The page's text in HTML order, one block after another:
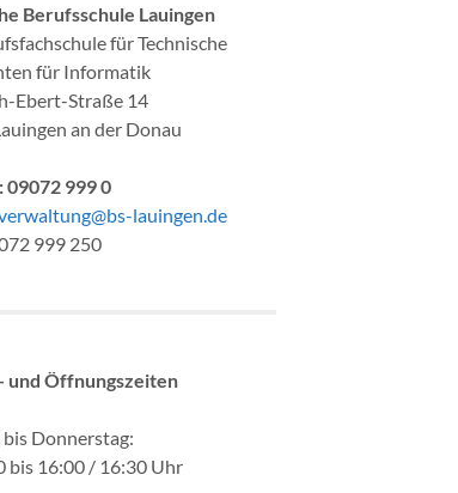
Berufsschule Lauingen
für Technische
für Informatik
Ebert-Straße 14
an der Donau
09072 999 0
lauingen.de
999 250
und Öffnungszeiten
Donnerstag:
bis 16:00 / 16:30 Uhr